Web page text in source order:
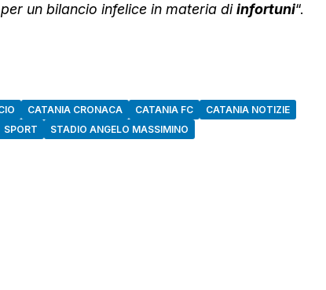
un bilancio infelice in materia diinfortuni“.
CATANIA CRONACA CATANIA FC
CATANIA NOTIZIE
SPORT
STADIO ANGELO MASSIMINO